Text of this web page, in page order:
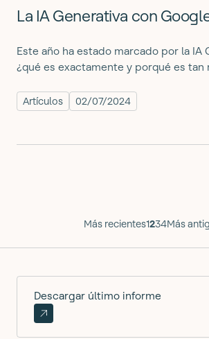
La IA Generativa con
Este año ha estado marcado por la IA
¿qué es exactamente y porqué es tan
Artículos 02/07/2024
Más recientes1234Más
Descargar último informe